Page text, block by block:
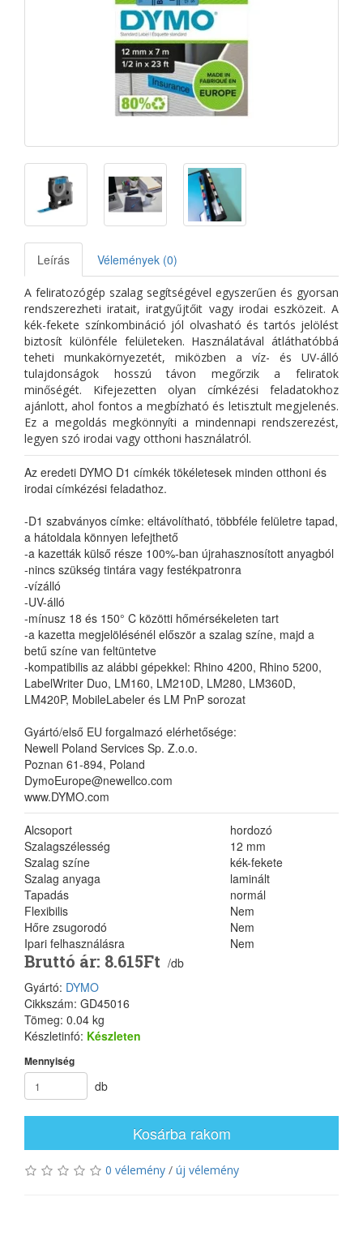
Leírás Vélemények (0)
A feliratozógép szalag segítségével egyszerűen és gyorsan
rendszerezheti iratait, iratgyűjtőit vagy irodai eszközeit. A
kék-fekete színkombináció jól olvasható és tartós jelölést
biztosít különféle felületeken. Használatával átláthatóbbá
teheti munkakörnyezetét, miközben a víz- és UV-álló
tulajdonságok hosszú távon megőrzik a feliratok
minőségét. Kifejezetten olyan címkézési feladatokhoz
ajánlott, ahol fontos a megbízható és letisztult megjelenés.
Ez a megoldás megkönnyíti a mindennapi rendszerezést,
legyen szó irodai vagy otthoni használatról.
Az eredeti DYMO D1 címkék tökéletesek minden otthoni és
irodai címkézési feladathoz.
-D1 szabványos címke: eltávolítható, többféle felületre tapad,
a hátoldala könnyen lefejthető
-a kazetták külső része 100%-ban újrahasznosított anyagból
-nincs szükség tintára vagy festékpatronra
-vízálló
-UV-álló
-mínusz 18 és 150° C közötti hőmérsékeleten tart
-a kazetta megjelölésénél először a szalag színe, majd a
betű színe van feltüntetve
-kompatibilis az alábbi gépekkel: Rhino 4200, Rhino 5200,
LabelWriter Duo, LM160, LM210D, LM280, LM360D,
LM420P, MobileLabeler és LM PnP sorozat
Gyártó/első EU forgalmazó elérhetősége:
Newell Poland Services Sp. Z.o.o.
Poznan 61-894, Poland
DymoEurope@newellco.com
www.DYMO.com
Alcsoport
hordozó
Szalagszélesség
12 mm
Szalag színe
kék-fekete
Szalag anyaga
laminált
Tapadás
normál
Flexibilis
Nem
Hőre zsugorodó
Nem
Ipari felhasználásra
Nem
Bruttó ár: 8.615Ft /db
Gyártó: DYMO
Cikkszám: GD45016
Tömeg: 0.04 kg
Készletinfó: Készleten
Mennyiség
db
Kosárba rakom
0 vélemény / új vélemény